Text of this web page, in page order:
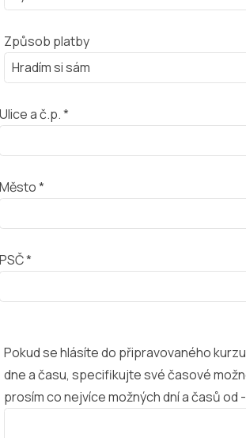
Způsob platby
Ulice a č.p. *
Město *
PSČ *
Pokud se hlásíte do připravovaného
dne a času, specifikujte své časové
prosím co nejvíce možných dní a časů od